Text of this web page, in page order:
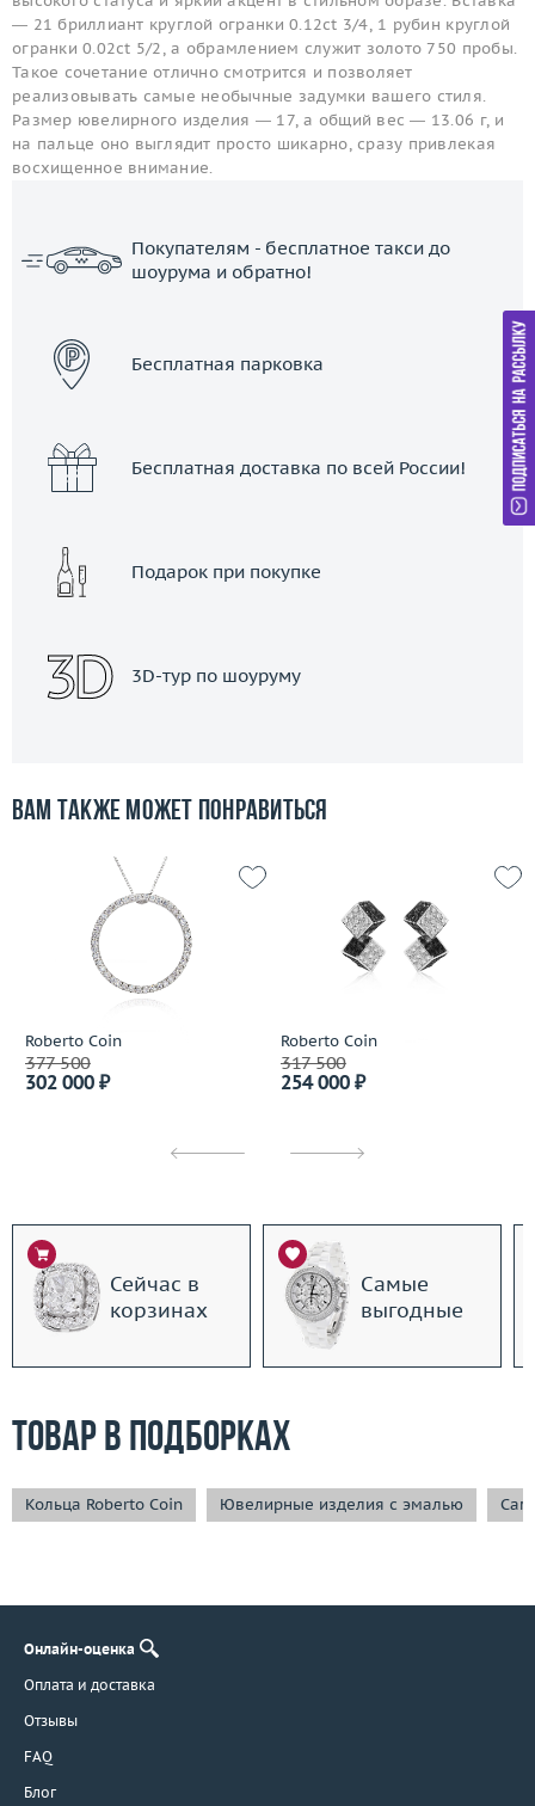
— 21 бриллиант круглой огранки 0.12ct 3/4, 1 рубин круглой
огранки 0.02ct 5/2, а обрамлением служит золото 750 пробы.
Такое сочетание отлично смотрится и позволяет
реализовывать самые необычные задумки вашего стиля.
Размер ювелирного изделия — 17, а общий вес — 13.06 г, и
на пальце оно выглядит просто шикарно, сразу привлекая
восхищенное внимание.
Покупателям - бесплатное такси до
шоурума и обратно!
Бесплатная парковка
Бесплатная доставка по всей России!
Подарок при покупке
3D-тур по шоуруму
Вам также может понравиться
Roberto Coin
377 500
302 000 ₽
Roberto Coin
317 500
254 000 ₽
Сейчас в
корзинах
Самые
выгодные
Товар в подборках
Кольца Roberto Coin Ювелирные изделия с эмалью
Онлайн-оценка
Оплата и доставка
Отзывы
FAQ
Блог